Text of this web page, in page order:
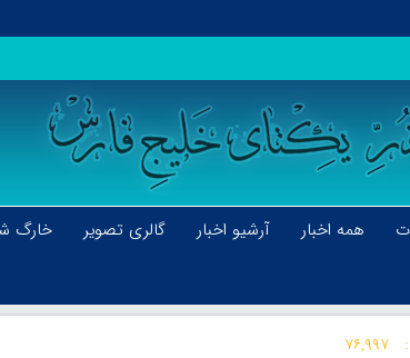
همه اخبار آرشیو اخبار گالری تصویر خارگ
۷۶,۹۹۷